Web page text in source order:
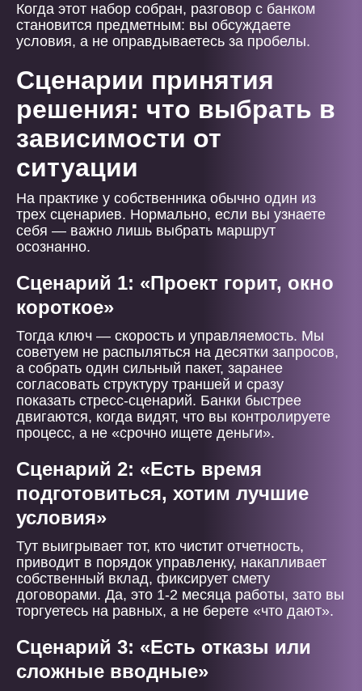
Когда этот набор собран, разговор с банком
становится предметным: вы обсуждаете
условия, а не оправдываетесь за пробелы.
Сценарии принятия
решения: что выбрать в
зависимости от
ситуации
На практике у собственника обычно один из
трех сценариев. Нормально, если вы узнаете
себя — важно лишь выбрать маршрут
осознанно.
Сценарий 1: «Проект горит, окно
короткое»
Тогда ключ — скорость и управляемость. Мы
советуем не распыляться на десятки запросов,
а собрать один сильный пакет, заранее
согласовать структуру траншей и сразу
показать стресс-сценарий. Банки быстрее
двигаются, когда видят, что вы контролируете
процесс, а не «срочно ищете деньги».
Сценарий 2: «Есть время
подготовиться, хотим лучшие
условия»
Тут выигрывает тот, кто чистит отчетность,
приводит в порядок управленку, накапливает
собственный вклад, фиксирует смету
договорами. Да, это 1-2 месяца работы, зато вы
торгуетесь на равных, а не берете «что дают».
Сценарий 3: «Есть отказы или
сложные вводные»